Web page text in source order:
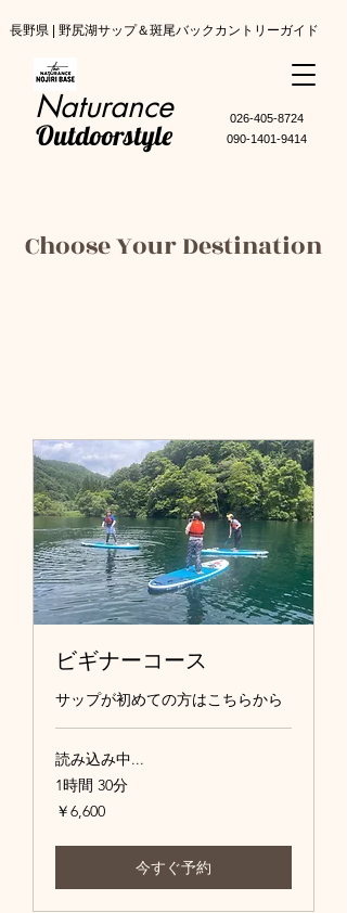
長野県 | 野尻湖サップ＆斑尾バックカントリーガイド
Naturance
Outdoorstyle
​026-405-8724
090-1401-9414
Choose Your Destination
ビギナーコース
サップが初めての方はこちらから
読み込み中...
1時間 30分
6,600
円
￥6,600
今すぐ予約